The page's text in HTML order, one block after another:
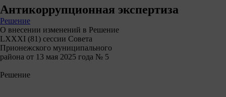
Антикоррупционная экспертиза
Решение
О внесении изменений в Решение
LХХХI (81) сессии Совета
Прионежского муниципального
района от 13 мая 2025 года № 5
Решение